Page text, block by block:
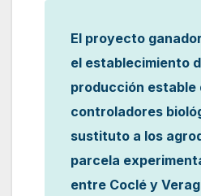
El proyecto
el establecimiento
producción estable
controladores
sustituto a los
parcela
entre Coclé y